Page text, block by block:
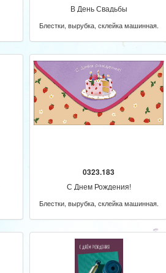
В День Свадьбы
Блестки, вырубка, склейка машинная.
0323.183
С Днем Рождения!
Блестки, вырубка, склейка машинная.